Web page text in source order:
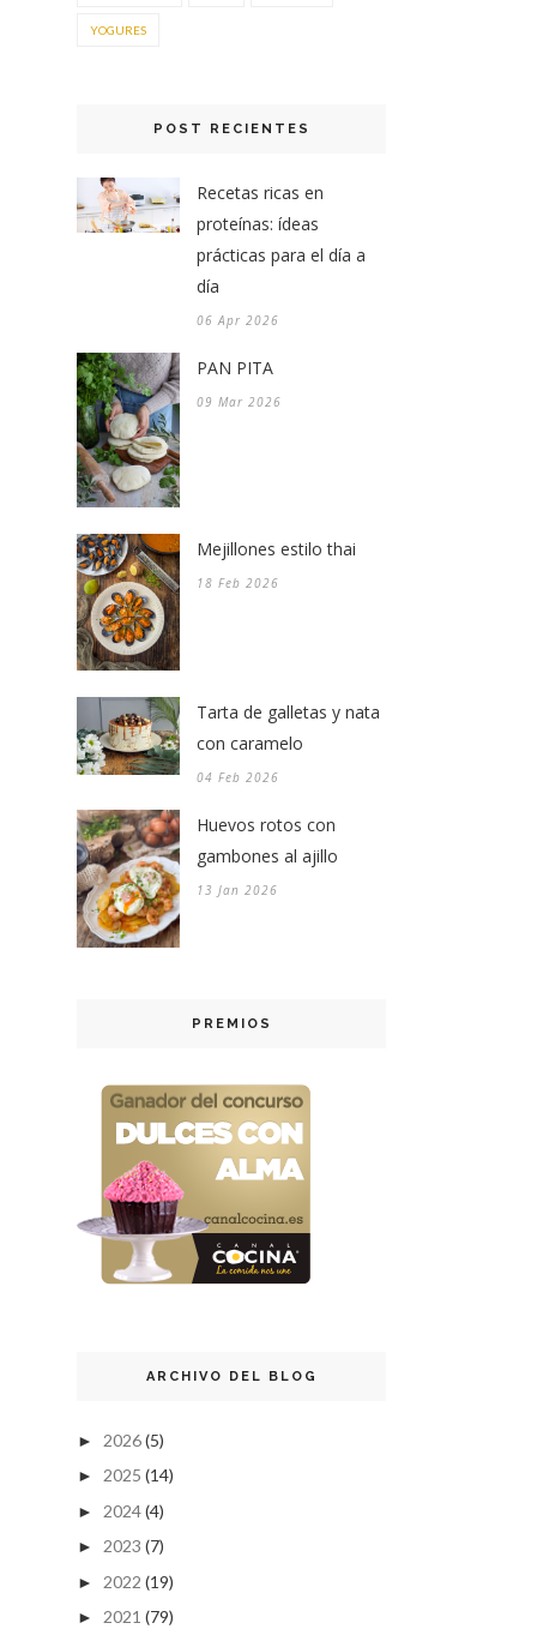
YOGURES
POST RECIENTES
Recetas ricas en
proteínas: ídeas
prácticas para el día a
día
06 Apr 2026
PAN PITA
09 Mar 2026
Mejillones estilo thai
18 Feb 2026
Tarta de galletas y nata
con caramelo
04 Feb 2026
Huevos rotos con
gambones al ajillo
13 Jan 2026
PREMIOS
ARCHIVO DEL BLOG
► 2026(5)
► 2025 (14)
► 2024(4)
► 2023 (7)
► 2022 (19)
► 2021 (79)